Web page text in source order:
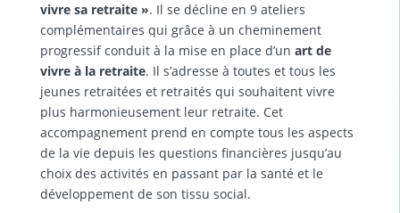
vivre sa retraite ». Il se décline en 9 ateliers
complémentaires qui grâce à un cheminement
progressif conduit à la mise en place d’un art de
vivre à la retraite. Il s’adresse à toutes et tous les
jeunes retraitées et retraités qui souhaitent vivre
plus harmonieusement leur retraite. Cet
accompagnement prend en compte tous les aspects
de la vie depuis les questions financières jusqu’au
choix des activités en passant par la santé et le
développement de son tissu social.